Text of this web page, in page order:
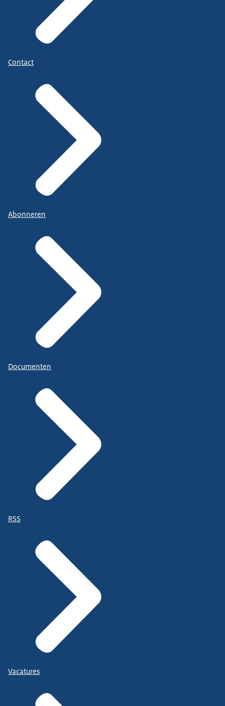
Contact
Abonneren
Documenten
RSS
Vacatures